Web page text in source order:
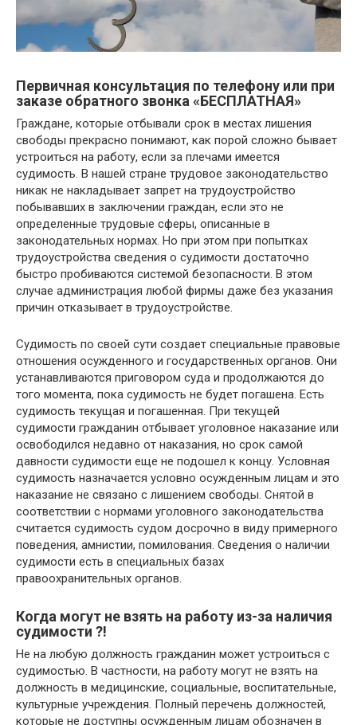
Первичная консультация по телефону или при
заказе обратного звонка «БЕСПЛАТНАЯ»
Граждане, которые отбывали срок в местах лишения
свободы прекрасно понимают, как порой сложно бывает
устроиться на работу, если за плечами имеется
судимость. В нашей стране трудовое законодательство
никак не накладывает запрет на трудоустройство
побывавших в заключении граждан, если это не
определенные трудовые сферы, описанные в
законодательных нормах. Но при этом при попытках
трудоустройства сведения о судимости достаточно
быстро пробиваются системой безопасности. В этом
случае администрация любой фирмы даже без указания
причин отказывает в трудоустройстве.
Судимость по своей сути создает специальные правовые
отношения осужденного и государственных органов. Они
устанавливаются приговором суда и продолжаются до
того момента, пока судимость не будет погашена. Есть
судимость текущая и погашенная. При текущей
судимости гражданин отбывает уголовное наказание или
освободился недавно от наказания, но срок самой
давности судимости еще не подошел к концу. Условная
судимость назначается условно осужденным лицам и это
наказание не связано с лишением свободы. Снятой в
соответствии с нормами уголовного законодательства
считается судимость судом досрочно в виду примерного
поведения, амнистии, помилования. Сведения о наличии
судимости есть в специальных базах
правоохранительных органов.
Когда могут не взять на работу из-за наличия
судимости ?!
Не на любую должность гражданин может устроиться с
судимостью. В частности, на работу могут не взять на
должность в медицинские, социальные, воспитательные,
культурные учреждения. Полный перечень должностей,
которые не доступны осужденным лицам обозначен в